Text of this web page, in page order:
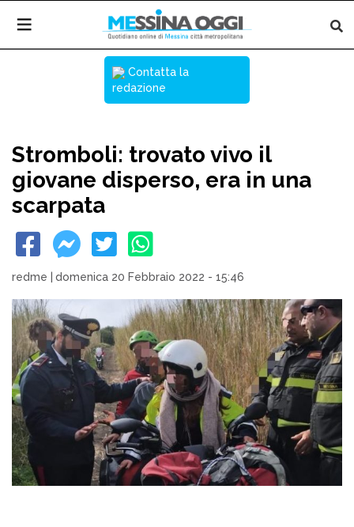
Contatta la
redazione
Stromboli: trovato vivo il
giovane disperso, era in una
scarpata
redme domenica 20 Febbraio 2022 - 15:46